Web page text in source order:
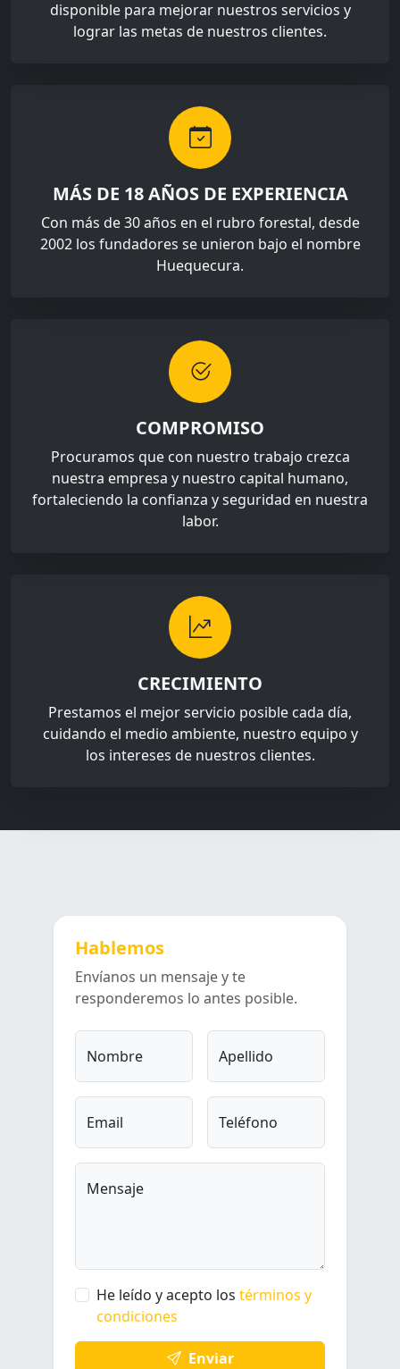
disponible para mejorar nuestros servicios y
lograr las metas de nuestros clientes.
MÁS DE 18 AÑOS DE EXPERIENCIA
Con más de 30 años en el rubro forestal, desde
2002 los fundadores se unieron bajo el nombre
Huequecura.
COMPROMISO
Procuramos que con nuestro trabajo crezca
nuestra empresa y nuestro capital humano,
fortaleciendo la confianza y seguridad en nuestra
labor.
CRECIMIENTO
Prestamos el mejor servicio posible cada día,
cuidando el medio ambiente, nuestro equipo y
los intereses de nuestros clientes.
Hablemos
Envíanos un mensaje y te
responderemos lo antes posible.
Nombre Apellido
Email Teléfono
Mensaje
He leído y acepto los términos y
condiciones
Enviar